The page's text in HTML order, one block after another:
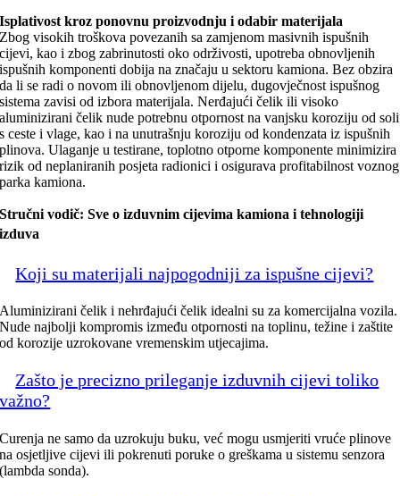
Isplativost kroz ponovnu proizvodnju i odabir materijala
Zbog visokih troškova povezanih sa zamjenom masivnih ispušnih
cijevi, kao i zbog zabrinutosti oko održivosti, upotreba obnovljenih
ispušnih komponenti dobija na značaju u sektoru kamiona. Bez obzira
da li se radi o novom ili obnovljenom dijelu, dugovječnost ispušnog
sistema zavisi od izbora materijala. Nerđajući čelik ili visoko
aluminizirani čelik nude potrebnu otpornost na vanjsku koroziju od soli
s ceste i vlage, kao i na unutrašnju koroziju od kondenzata iz ispušnih
plinova. Ulaganje u testirane, toplotno otporne komponente minimizira
rizik od neplaniranih posjeta radionici i osigurava profitabilnost voznog
parka kamiona.
Stručni vodič: Sve o izduvnim cijevima kamiona i tehnologiji
izduva
Koji su materijali najpogodniji za ispušne cijevi?
Aluminizirani čelik i nehrđajući čelik idealni su za komercijalna vozila.
Nude najbolji kompromis između otpornosti na toplinu, težine i zaštite
od korozije uzrokovane vremenskim utjecajima.
Zašto je precizno prileganje izduvnih cijevi toliko
važno?
Curenja ne samo da uzrokuju buku, već mogu usmjeriti vruće plinove
na osjetljive cijevi ili pokrenuti poruke o greškama u sistemu senzora
(lambda sonda).